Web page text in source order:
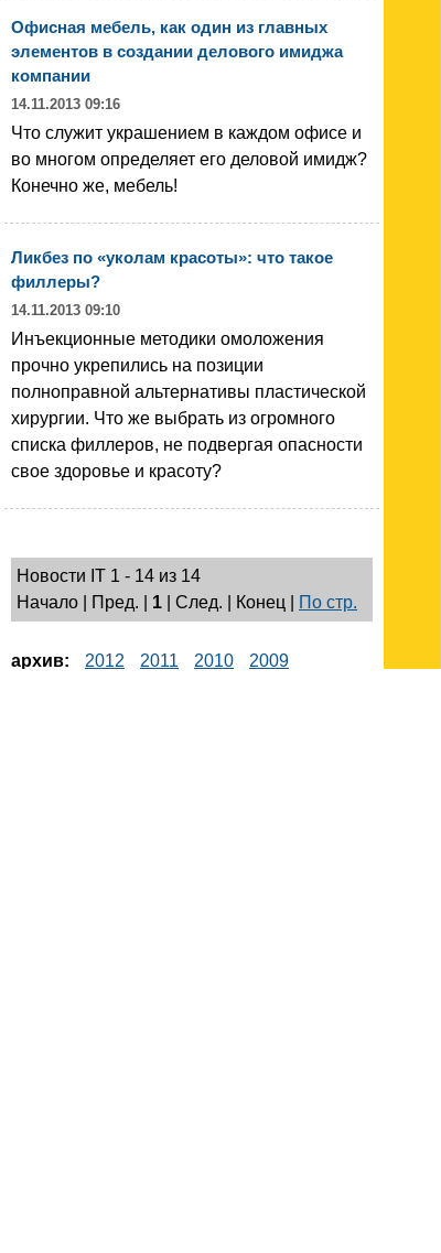
Офисная мебель, как один из главных
элементов в создании делового имиджа
компании
14.11.2013 09:16
Что служит украшением в каждом офисе и
во многом определяет его деловой имидж?
Конечно же, мебель!
Ликбез по «уколам красоты»: что такое
филлеры?
14.11.2013 09:10
Инъекционные методики омоложения
прочно укрепились на позиции
полноправной альтернативы пластической
хирургии. Что же выбрать из огромного
списка филлеров, не подвергая опасности
свое здоровье и красоту?
Новости IT 1 - 14 из 14
Начало | Пред. | 1 | След. | Конец По стр.
архив: 2012 2011 2010
2009